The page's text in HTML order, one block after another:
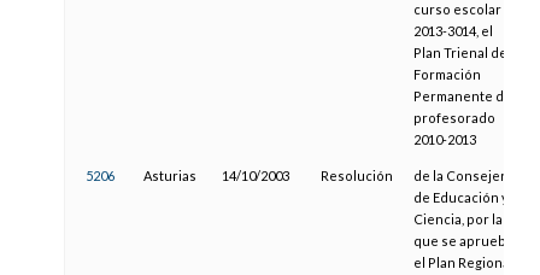
curso escolar
2013-3014, el
Plan Trienal de
Formación
Permanente del
profesorado
2010-2013
5206 Asturias 14/10/2003 Resolución
de la Consejería
de Educación y
Ciencia, por la
que se aprueba
el Plan Regional